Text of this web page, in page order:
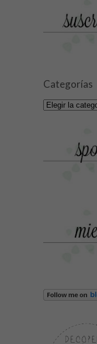
Categorías
Categorías